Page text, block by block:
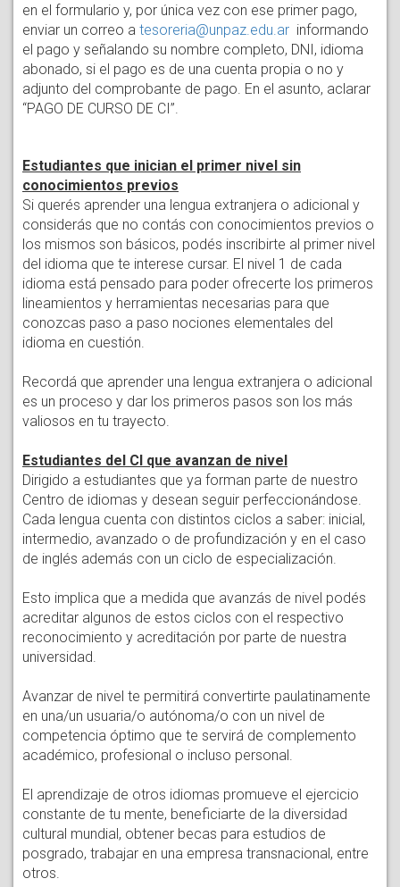
en el formulario y, por única vez con ese primer pago,
enviar un correo a tesoreria@unpaz.edu.ar informando
el pago y señalando su nombre completo, DNI, idioma
abonado, si el pago es de una cuenta propia o no y
adjunto del comprobante de pago. En el asunto, aclarar
“PAGO DE CURSO DE CI”.
Estudiantes que inician el primer nivel sin
conocimientos previos
Si querés aprender una lengua extranjera o adicional y
considerás que no contás con conocimientos previos o
los mismos son básicos, podés inscribirte al primer nivel
del idioma que te interese cursar. El nivel 1 de cada
idioma está pensado para poder ofrecerte los primeros
lineamientos y herramientas necesarias para que
conozcas paso a paso nociones elementales del
idioma en cuestión.
Recordá que aprender una lengua extranjera o adicional
es un proceso y dar los primeros pasos son los más
valiosos en tu trayecto.
Estudiantes del CI que avanzan de nivel
Dirigido a estudiantes que ya forman parte de nuestro
Centro de idiomas y desean seguir perfeccionándose.
Cada lengua cuenta con distintos ciclos a saber: inicial,
intermedio, avanzado o de profundización y en el caso
de inglés además con un ciclo de especialización.
Esto implica que a medida que avanzás de nivel podés
acreditar algunos de estos ciclos con el respectivo
reconocimiento y acreditación por parte de nuestra
universidad.
Avanzar de nivel te permitirá convertirte paulatinamente
en una/un usuaria/o autónoma/o con un nivel de
competencia óptimo que te servirá de complemento
académico, profesional o incluso personal.
El aprendizaje de otros idiomas promueve el ejercicio
constante de tu mente, beneficiarte de la diversidad
cultural mundial, obtener becas para estudios de
posgrado, trabajar en una empresa transnacional, entre
otros.